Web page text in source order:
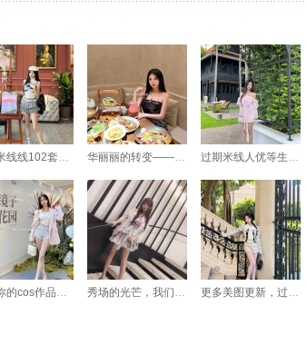
过期米线线102套免费：我的Cos作品大赏 华丽丽的转变——过期米线温泉本的摄影艺术照片 过期米线人优等生：摄影师拍下的cos原图，每一张都是艺术品
更新你的cos作品，让过期米线线黑色透明完美呈现 秀场的光芒，我们的共同回忆！过期米线线高清图片cos作品摄影图包分享
更多美图更新，过期米线线喵免费下载